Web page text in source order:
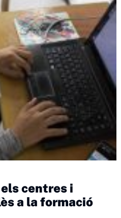
centres i
a la formació